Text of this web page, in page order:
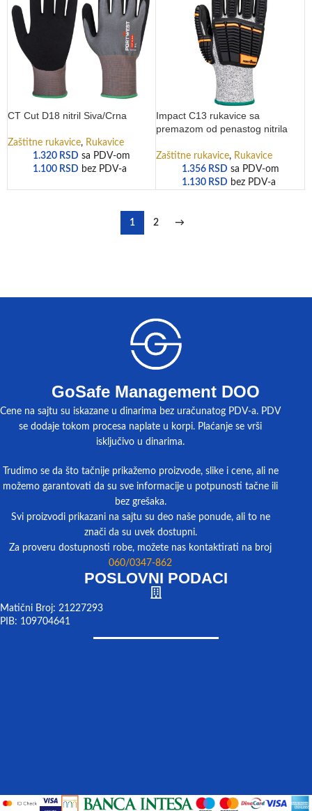
CT Cut D18 nitril Siva/Crna
Zaštitne rukavice, Rukavice
1.320 RSD sa PDV-om
1.100 RSD bez PDV-a
Impact C13 rukavice sa
premazom od penastog nitrila
Zaštitne rukavice, Rukavice
1.356 RSD sa PDV-om
1.130 RSD bez PDV-a
1 2 →
GoSafe Management DOO
Cene na sajtu su iskazane u dinarima bez uračunatog PDV-a. PDV
se dodaje tokom procesa naplate u korpi. Plaćanje se vrši
isključivo u dinarima.
Trudimo se da što tačnije prikažemo proizvode, slike i cene, ali ne
možemo garantovati da su sve informacije u potpunosti tačne ili
bez grešaka.
Svi proizvodi prikazani na sajtu su deo naše ponude, ali to ne
znači da su uvek dostupni.
Za proveru dostupnosti robe, možete nas kontaktirati na broj
060/0347-862
POSLOVNI PODACI
Matični Broj: 21227293
PIB: 109704641